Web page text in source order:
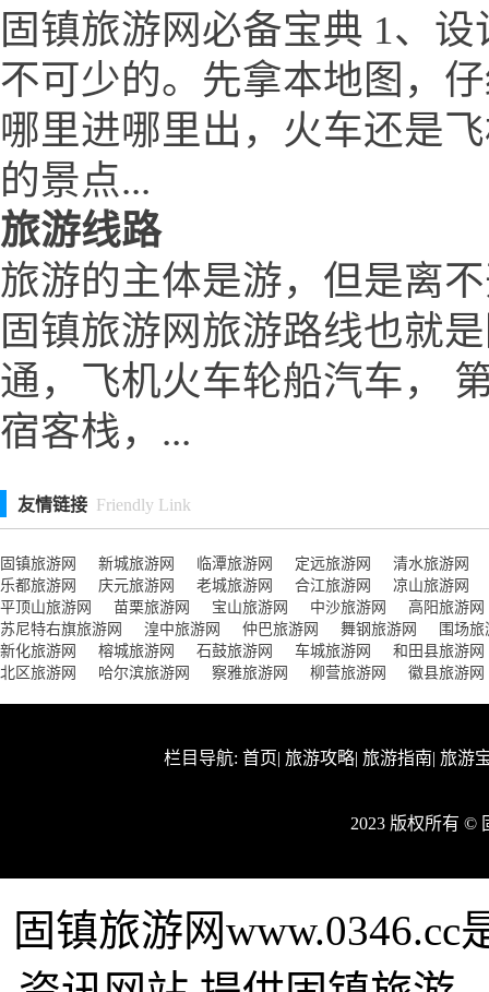
固镇旅游网必备宝典 1、
不可少的。先拿本地图，
哪里进哪里出，火车还是
的景点...
旅游线路
旅游的主体是游，但是离
固镇旅游网旅游路线也就
通，飞机火车轮船汽车，
宿客栈，...
友情链接 Friendly Link
固镇旅游网 新城旅游网 临潭旅游网 定远旅游网
清水旅游网
乐都旅游网
庆元旅游网 老城旅游网 合江旅游网
凉山旅游网
平顶山旅游网
苗栗旅游网 宝山旅游网 中沙旅游网
高阳旅游网
苏尼特右旗旅游网
湟中旅游网 仲巴旅游网 舞钢旅游网
围场旅
新化旅游网
榕城旅游网 石鼓旅游网 车城旅游网
和田县旅游网
北区旅游网
哈尔滨旅游网 察雅旅游网 柳营旅游网 徽县旅游网
栏目导航: 首页| 旅游攻略| 旅游指南| 旅游
2023 版权所有 ©
固镇旅游网